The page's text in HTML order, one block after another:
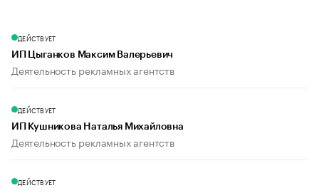
ДЕЙСТВУЕТ
ИП Цыганков Максим Валерьевич
Деятельность рекламных агентств
ДЕЙСТВУЕТ
ИП Кушникова Наталья Михайловна
Деятельность рекламных агентств
ДЕЙСТВУЕТ